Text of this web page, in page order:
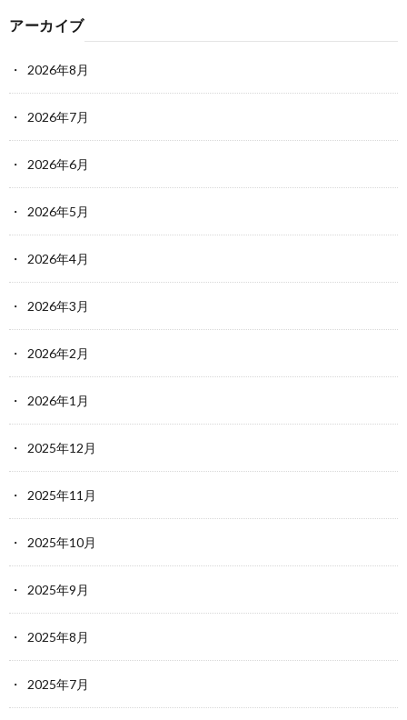
アーカイブ
2026年8月
2026年7月
2026年6月
2026年5月
2026年4月
2026年3月
2026年2月
2026年1月
2025年12月
2025年11月
2025年10月
2025年9月
2025年8月
2025年7月